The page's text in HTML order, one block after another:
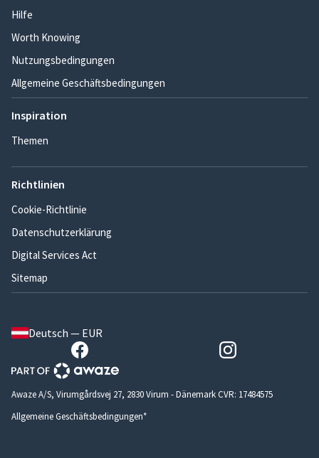
Hilfe
Worth Knowing
Nutzungsbedingungen
Allgemeine Geschäftsbedingungen
Inspiration
Themen
Richtlinien
Cookie-Richtlinie
Datenschutzerklärung
Digital Services Act
Sitemap
Deutsch — EUR
Awaze A/S, Virumgårdsvej 27, 2830 Virum - Dänemark CVR: 17484575
Allgemeine Geschäftsbedingungen*